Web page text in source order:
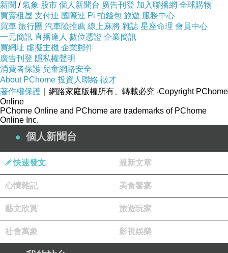
相信，只要仍存著愛和希望，就有可能重燃那份
熾熱的愛情。他們不斷努力，用心去彌補過去的
遺憾，用行動去證明自己的改變。他們學會了寬
容和包容，讓彼此重新找回失落的感情。
婚姻的承諾
最終，他們走進了婚姻的殿堂。在這個神聖的約
定中，他們許下了一生的承諾。他們明白，婚姻
不僅是一種形式，更是一種責任和契約。他們願
意用心去經營婚姻，用愛和關懷來呵護彼此。他
才能綻放出美麗的花朵。
感情的價值
他們明白，感情是生命中最寶貴的財富。它需要
用心去守護，用愛去營造。無論是
失去的感情還是經營幸福的婚姻，他們都願意為
之付出努力。因為他們知道，只有真正珍惜和經
新聞 /氣象 股市 個人新聞台 廣告刊登 加入聯播網 全球購物
買賣租屋 支付連 國際連 Pi 拍錢包 旅遊 服務中心
買車 旅行團 汽車險推薦 線上麻將 雜誌 星座命理 會員中心
一元簡訊 直播達人 數位憑證 企業簡訊
買網址 虛擬主機 企業郵件
廣告刊登 隱私權聲明
消費者保護 兒童網路安全
About PChome 投資人聯絡 徵才
著作權保護 ｜網路家庭版權所有、轉載必究 ‧Copyright PChome
Online
PChome Online and PChome are trademarks of PChome
Online Inc.
個人新聞台
快速發文 最新文章
心情雜記 美食饗宴
藝文欣賞 旅遊玩家
社會萬象 影視娛樂